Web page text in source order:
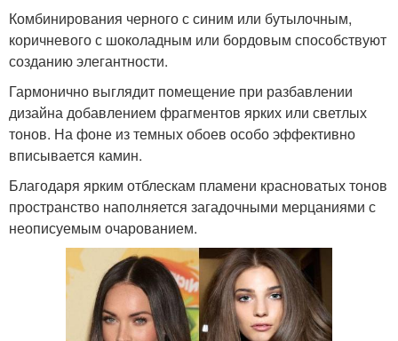
Комбинирования черного с синим или бутылочным,
коричневого с шоколадным или бордовым способствуют
созданию элегантности.
Гармонично выглядит помещение при разбавлении
дизайна добавлением фрагментов ярких или светлых
тонов. На фоне из темных обоев особо эффективно
вписывается камин.
Благодаря ярким отблескам пламени красноватых тонов
пространство наполняется загадочными мерцаниями с
неописуемым очарованием.